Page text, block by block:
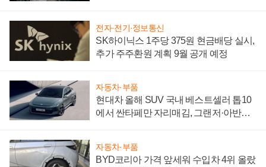
전자·전기·정보통신
SK하이닉스 1주당 375원 현금배당 실시,
추가 주주환원 계획 9월 공개 예정
자동차·부품
현대차 올해 SUV 국내 베스트셀러 톱10
에서 싼타페만 자리매김, 그랜저·아반떼
자동차·부품
BYD코리아 가격 앞세워 수입차 4위 올랐